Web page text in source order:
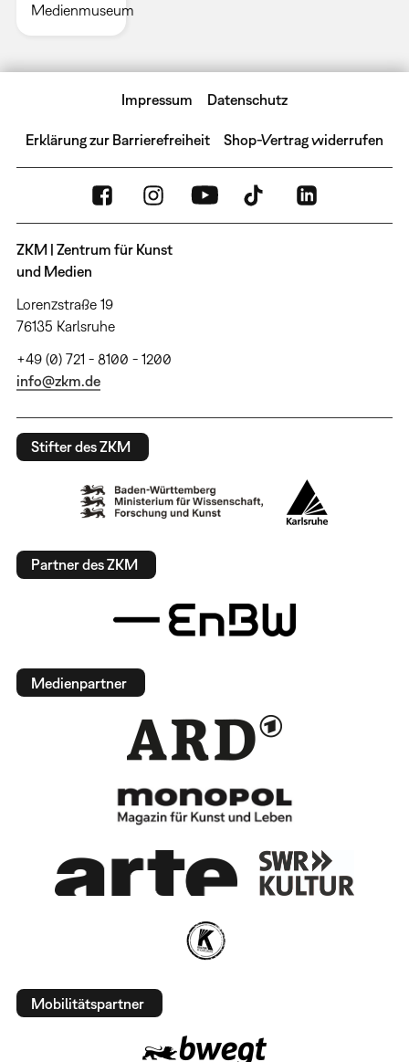
Medienmuseum
Impressum Datenschutz
Erklärung zur Barrierefreiheit Shop-Vertrag widerrufen
ZKM | Zentrum für Kunst
und Medien
Lorenzstraße 19
76135 Karlsruhe
+49 (0) 721 - 8100 - 1200
info@zkm.de
Stifter des ZKM
Partner des ZKM
Medienpartner
Mobilitätspartner